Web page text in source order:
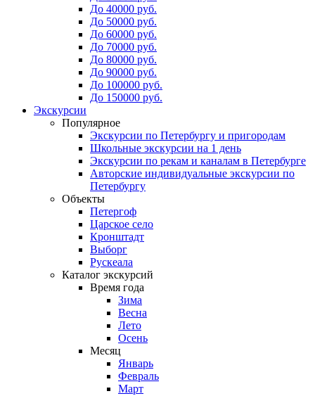
До 40000 руб.
До 50000 руб.
До 60000 руб.
До 70000 руб.
До 80000 руб.
До 90000 руб.
До 100000 руб.
До 150000 руб.
Экскурсии
Популярное
Экскурсии по Петербургу и пригородам
Школьные экскурсии на 1 день
Экскурсии по рекам и каналам в Петербурге
Авторские индивидуальные экскурсии по
Петербургу
Объекты
Петергоф
Царское село
Кронштадт
Выборг
Рускеала
Каталог экскурсий
Время года
Зима
Весна
Лето
Осень
Месяц
Январь
Февраль
Март